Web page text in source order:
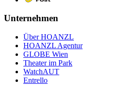
Unternehmen
Über HOANZL
HOANZL Agentur
GLOBE Wien
Theater im Park
WatchAUT
Entrello